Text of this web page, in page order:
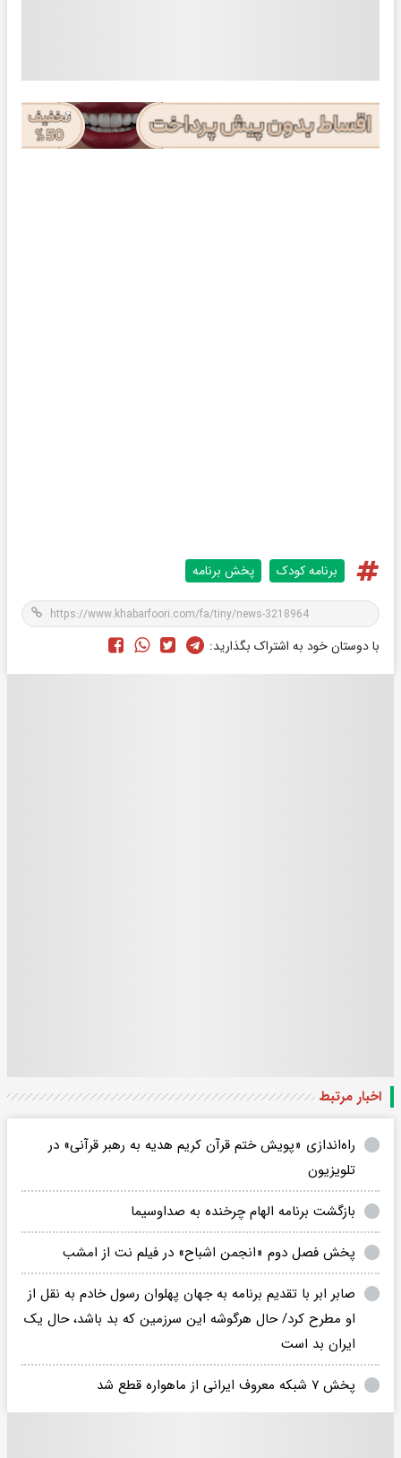
برنامه کودک پخش برنامه
با دوستان خود به اشتراک بگذارید:
اخبار مرتبط
راه‌اندازی «پویش ختم قرآن کریم هدیه به رهبر قرآنی» در
تلویزیون
بازگشت برنامه الهام چرخنده به صداوسیما
پخش فصل دوم «انجمن اشباح» در فیلم نت از امشب
صابر ابر با تقدیم برنامه به جهان پهلوان رسول خادم به نقل از
او مطرح کرد/ حال هرگوشه این سرزمین که بد باشد، حال یک
ایران بد است
پخش ۷ شبکه معروف ایرانی از ماهواره قطع شد